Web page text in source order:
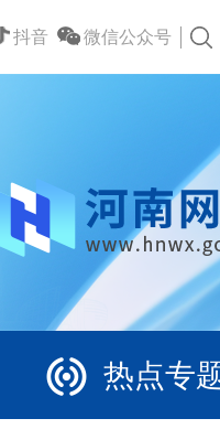
微信公众号
抖音
热点专